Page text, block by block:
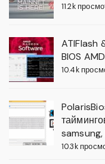
11.2k
ATIFlash
BIOS
10.4k
10.3k